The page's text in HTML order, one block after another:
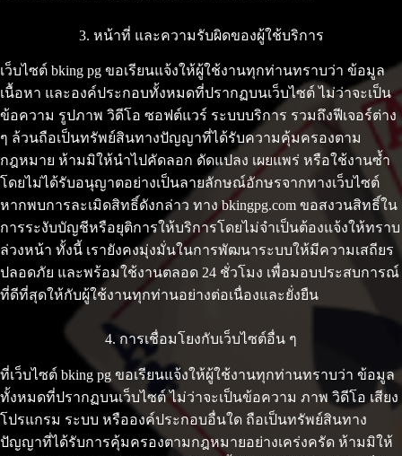
3. หน้าที่ และความรับผิดของผู้ใช้บริการ
เว็บไซต์ bking pg ขอเรียนแจ้งให้ผู้ใช้งานทุกท่านทราบว่า ข้อมูล
เนื้อหา และองค์ประกอบทั้งหมดที่ปรากฏบนเว็บไซต์ ไม่ว่าจะเป็น
ข้อความ รูปภาพ วิดีโอ ซอฟต์แวร์ ระบบบริการ รวมถึงฟีเจอร์ต่าง
ๆ ล้วนถือเป็นทรัพย์สินทางปัญญาที่ได้รับความคุ้มครองตาม
กฎหมาย ห้ามมิให้นำไปคัดลอก ดัดแปลง เผยแพร่ หรือใช้งานซ้ำ
โดยไม่ได้รับอนุญาตอย่างเป็นลายลักษณ์อักษรจากทางเว็บไซต์
หากพบการละเมิดสิทธิ์ดังกล่าว ทาง bkingpg.com ขอสงวนสิทธิ์ใน
การระงับบัญชีหรือยุติการให้บริการโดยไม่จำเป็นต้องแจ้งให้ทราบ
ล่วงหน้า ทั้งนี้ เรายังคงมุ่งมั่นในการพัฒนาระบบให้มีความเสถียร
ปลอดภัย และพร้อมใช้งานตลอด 24 ชั่วโมง เพื่อมอบประสบการณ์
ที่ดีที่สุดให้กับผู้ใช้งานทุกท่านอย่างต่อเนื่องและยั่งยืน
4. การเชื่อมโยงกับเว็บไซต์อื่น ๆ
ที่เว็บไซต์ bking pg ขอเรียนแจ้งให้ผู้ใช้งานทุกท่านทราบว่า ข้อมูล
ทั้งหมดที่ปรากฏบนเว็บไซต์ ไม่ว่าจะเป็นข้อความ ภาพ วิดีโอ เสียง
โปรแกรม ระบบ หรือองค์ประกอบอื่นใด ถือเป็นทรัพย์สินทาง
ปัญญาที่ได้รับการคุ้มครองตามกฎหมายอย่างเคร่งครัด ห้ามมิให้